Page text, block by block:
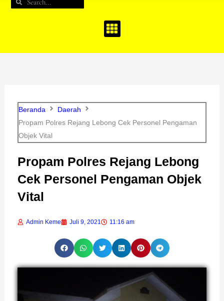
Beranda
Daerah
Propam Polres Rejang Lebong Cek Personel Pengaman
Objek Vital
Propam Polres Rejang Lebong
Cek Personel Pengaman Objek
Vital
Admin Keme Juli 9, 2021 11:16 am